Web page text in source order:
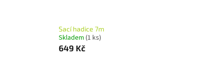
Sací hadice 7m
Skladem (1 ks)
649 Kč